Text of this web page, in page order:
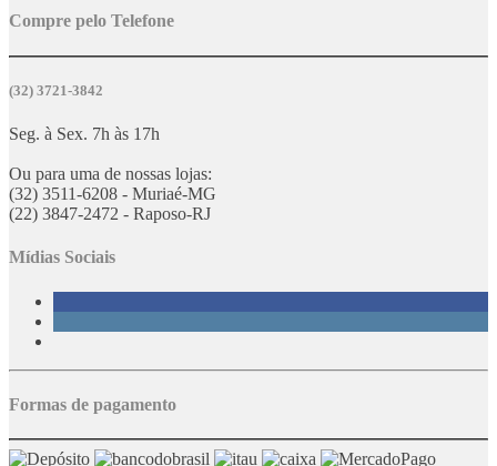
Compre pelo Telefone
(32) 3721-3842
Seg. à Sex. 7h às 17h
Ou para uma de nossas lojas:
(32) 3511-6208 - Muriaé-MG
(22) 3847-2472 - Raposo-RJ
Mídias Sociais
Formas de pagamento